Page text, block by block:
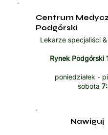
Centrum
Podgórski
Lekarze specjaliści
Rynek Podgórski
poniedziałek -
sobota
Nawiguj